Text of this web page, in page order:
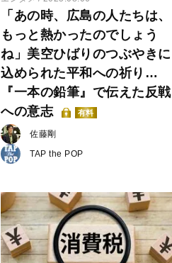
「あの時、広島の人たちは、
もっと熱かったのでしょう
ね」美空ひばりのつぶやきに
込められた平和への祈り…
『一本の鉛筆』で伝えた反戦
への意志
有料
佐藤剛
TAP the POP